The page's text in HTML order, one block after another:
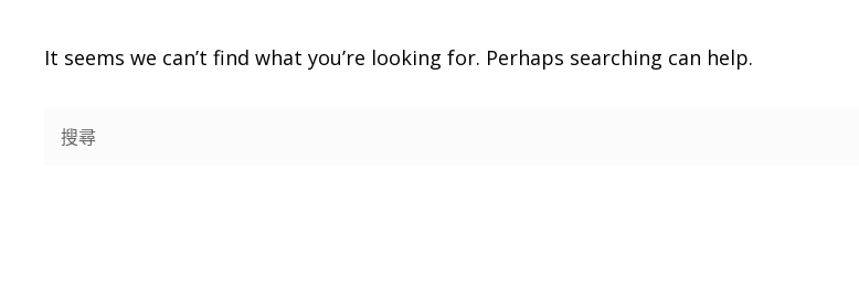
It seems we can’t find what you’re looking for. Perhaps searching can help.
Search